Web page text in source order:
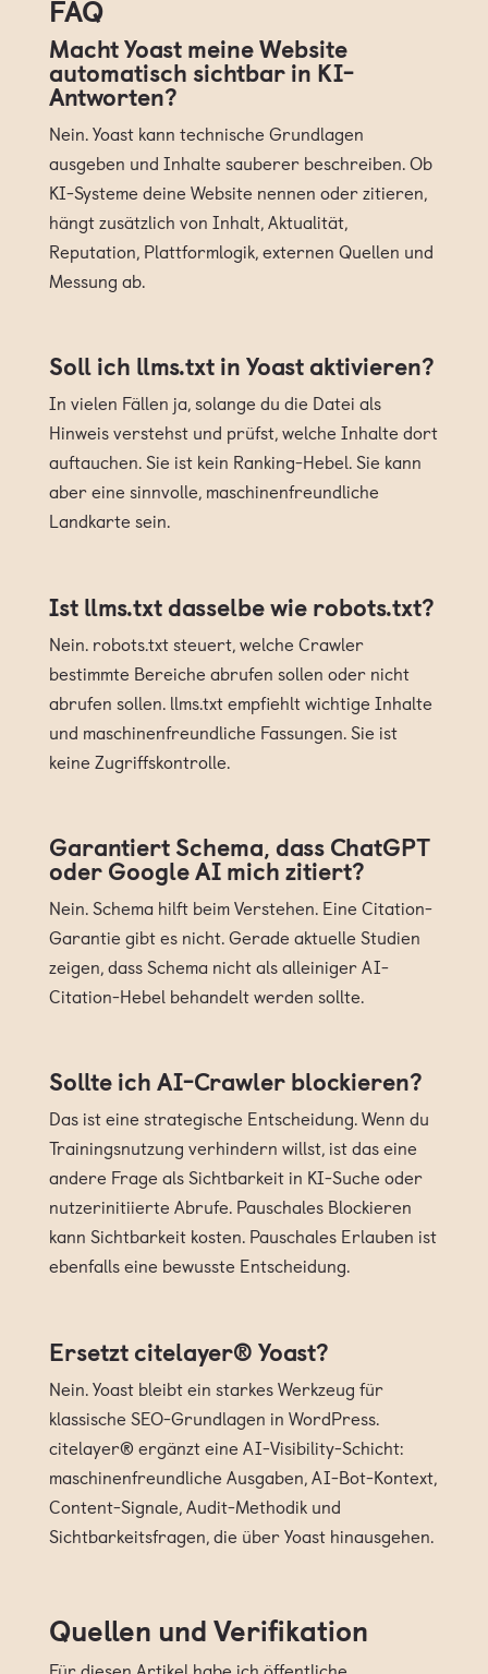
FAQ
Macht Yoast meine Website
automatisch sichtbar in KI-
Antworten?
Nein. Yoast kann technische Grundlagen
ausgeben und Inhalte sauberer beschreiben. Ob
KI-Systeme deine Website nennen oder zitieren,
hängt zusätzlich von Inhalt, Aktualität,
Reputation, Plattformlogik, externen Quellen und
Messung ab.
Soll ich llms.txt in Yoast aktivieren?
In vielen Fällen ja, solange du die Datei als
Hinweis verstehst und prüfst, welche Inhalte dort
auftauchen. Sie ist kein Ranking-Hebel. Sie kann
aber eine sinnvolle, maschinenfreundliche
Landkarte sein.
Ist llms.txt dasselbe wie robots.txt?
Nein. robots.txt steuert, welche Crawler
bestimmte Bereiche abrufen sollen oder nicht
abrufen sollen. llms.txt empfiehlt wichtige Inhalte
und maschinenfreundliche Fassungen. Sie ist
keine Zugriffskontrolle.
Garantiert Schema, dass ChatGPT
oder Google AI mich zitiert?
Nein. Schema hilft beim Verstehen. Eine Citation-
Garantie gibt es nicht. Gerade aktuelle Studien
zeigen, dass Schema nicht als alleiniger AI-
Citation-Hebel behandelt werden sollte.
Sollte ich AI-Crawler blockieren?
Das ist eine strategische Entscheidung. Wenn du
Trainingsnutzung verhindern willst, ist das eine
andere Frage als Sichtbarkeit in KI-Suche oder
nutzerinitiierte Abrufe. Pauschales Blockieren
kann Sichtbarkeit kosten. Pauschales Erlauben ist
ebenfalls eine bewusste Entscheidung.
Ersetzt citelayer® Yoast?
Nein. Yoast bleibt ein starkes Werkzeug für
klassische SEO-Grundlagen in WordPress.
citelayer® ergänzt eine AI-Visibility-Schicht:
maschinenfreundliche Ausgaben, AI-Bot-Kontext,
Content-Signale, Audit-Methodik und
Sichtbarkeitsfragen, die über Yoast hinausgehen.
Quellen und Verifikation
impressum